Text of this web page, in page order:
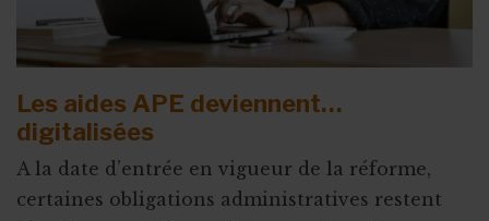
Les aides APE deviennent…
digitalisées
A la date d’entrée en vigueur de la réforme,
certaines obligations administratives restent